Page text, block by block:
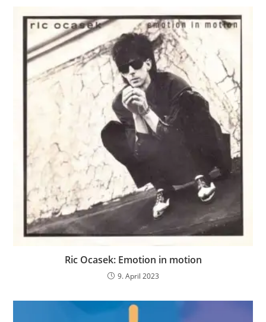
Ric Ocasek: Emotion in motion
9. April 2023